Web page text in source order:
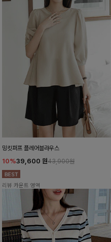
밍킷퍼프 플레어블라우스
10%39,600 원43,900원
리뷰 카운트 영역